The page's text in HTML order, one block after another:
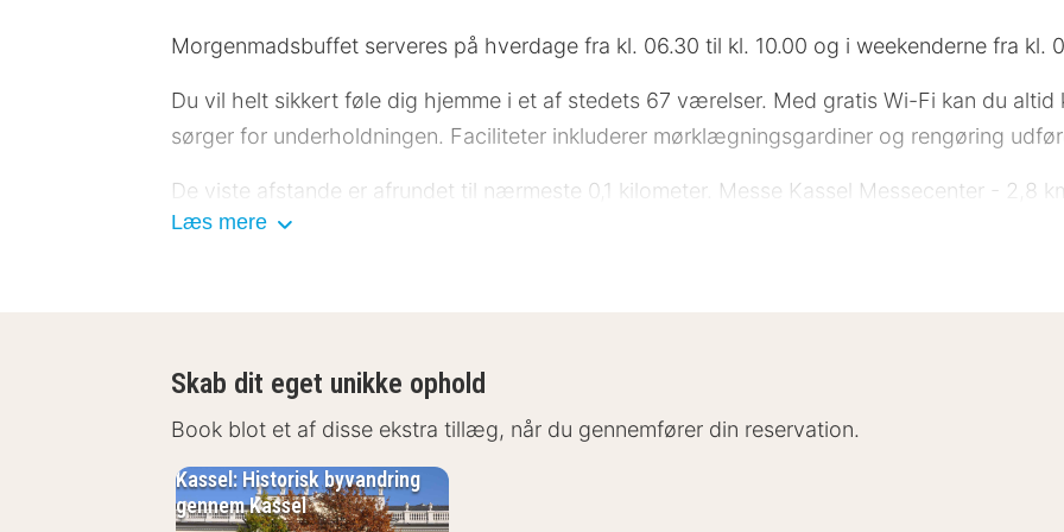
Morgenmadsbuffet serveres på hverdage fra kl. 06.30 til kl. 10.00 og i weekenderne fra kl.
Du vil helt sikkert føle dig hjemme i et af stedets 67 værelser. Med gratis Wi-Fi kan du altid
sørger for underholdningen. Faciliteter inkluderer mørklægningsgardiner og rengøring
De viste afstande er afrundet til nærmeste 0,1 kilometer. Messe Kassel Messecenter - 2,8
Eissporthalle Kassel - 4,3 km Auestadion - 4,4 km Astronomisch-Physikalisches Kabinett in
Med et ophold ved B&B Hotel Kassel-Industriepark i Kassel (Waldau) er du kun 3 minutters
og 6 minutters kørsel fra Eissporthalle Kassel. Dette hotel ligger 5 km fra Karlsaue Park og
I Kassel (Waldau)
Læs mere
Skab dit eget unikke ophold
Book blot et af disse ekstra tillæg, når du gennemfører din reservation.
Kassel: Historisk byvandring
gennem Kassel